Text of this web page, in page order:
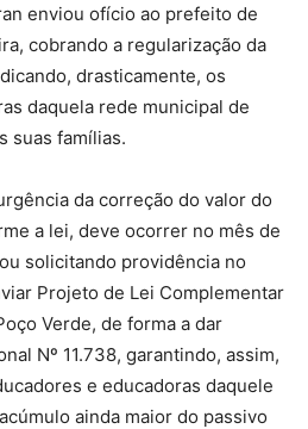
enviou ofício ao prefeito de
cobrando a regularização da
drasticamente, os
daquela rede municipal de
suas famílias.
da correção do valor do
a lei, deve ocorrer no mês de
solicitando providência no
Projeto de Lei Complementar
Verde, de forma a dar
Nº 11.738, garantindo, assim,
e educadoras daquele
ainda maior do passivo